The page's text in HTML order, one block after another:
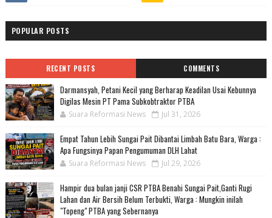
POPULAR POSTS
RECENT POSTS COMMENTS
Darmansyah, Petani Kecil yang Berharap Keadilan Usai Kebunnya
Digilas Mesin PT Pama Subkobtraktor PTBA
Suara Reformasi News Jul 31, 2026
Empat Tahun Lebih Sungai Pait Dibantai Limbah Batu Bara, Warga :
Apa Fungsinya Papan Pengumuman DLH Lahat
Suara Reformasi News Jul 29, 2026
Hampir dua bulan janji CSR PTBA Benahi Sungai Pait,Ganti Rugi
Lahan dan Air Bersih Belum Terbukti, Warga : Mungkin inilah
"Topeng" PTBA yang Sebernanya